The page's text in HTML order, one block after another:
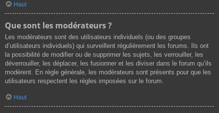
Haut
Que sont les modérateurs ?
Les modérateurs sont des utilisateurs individuels (ou des groupes
d’utilisateurs individuels) qui surveillent régulièrement les forums. Ils ont
la possibilité de modifier ou de supprimer les sujets, les verrouiller, les
déverrouiller, les déplacer, les fusionner et les diviser dans le forum qu’ils
modèrent. En règle générale, les modérateurs sont présents pour que les
utilisateurs respectent les règles imposées sur le forum.
Haut